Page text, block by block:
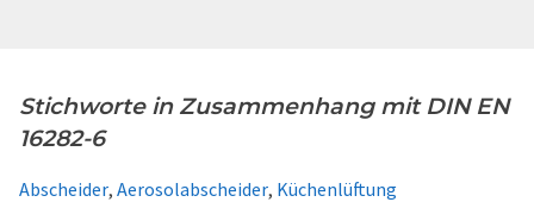
Stichworte in Zusammenhang mit DIN EN
16282-6
Abscheider, Aerosolabscheider, Küchenlüftung